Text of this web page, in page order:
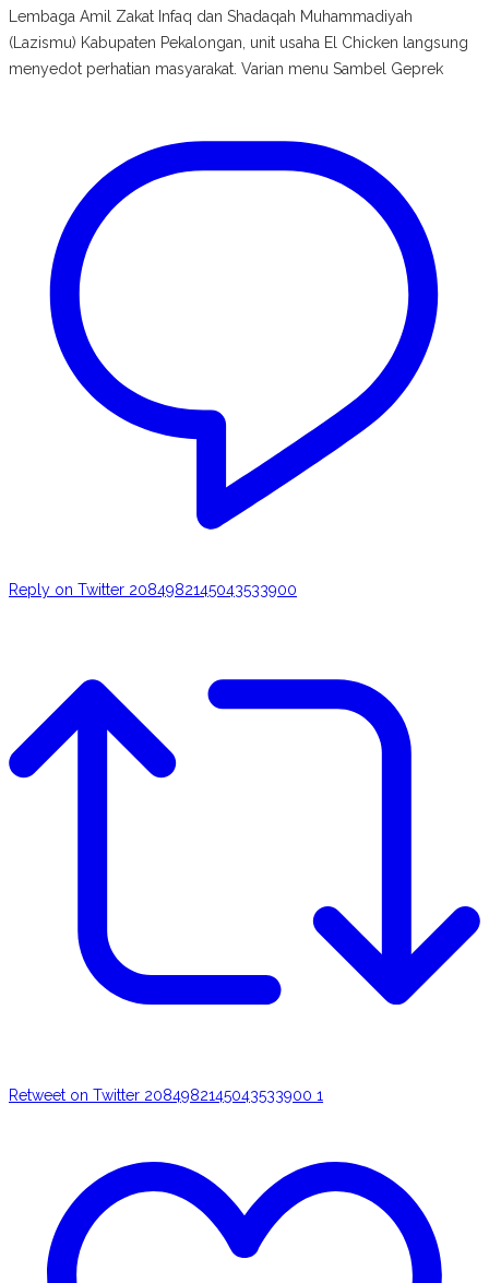
Lembaga Amil Zakat Infaq dan Shadaqah Muhammadiyah
(Lazismu) Kabupaten Pekalongan, unit usaha El Chicken langsung
menyedot perhatian masyarakat. Varian menu Sambel Geprek
Reply on Twitter 2084982145043533900
Retweet on Twitter 2084982145043533900 1